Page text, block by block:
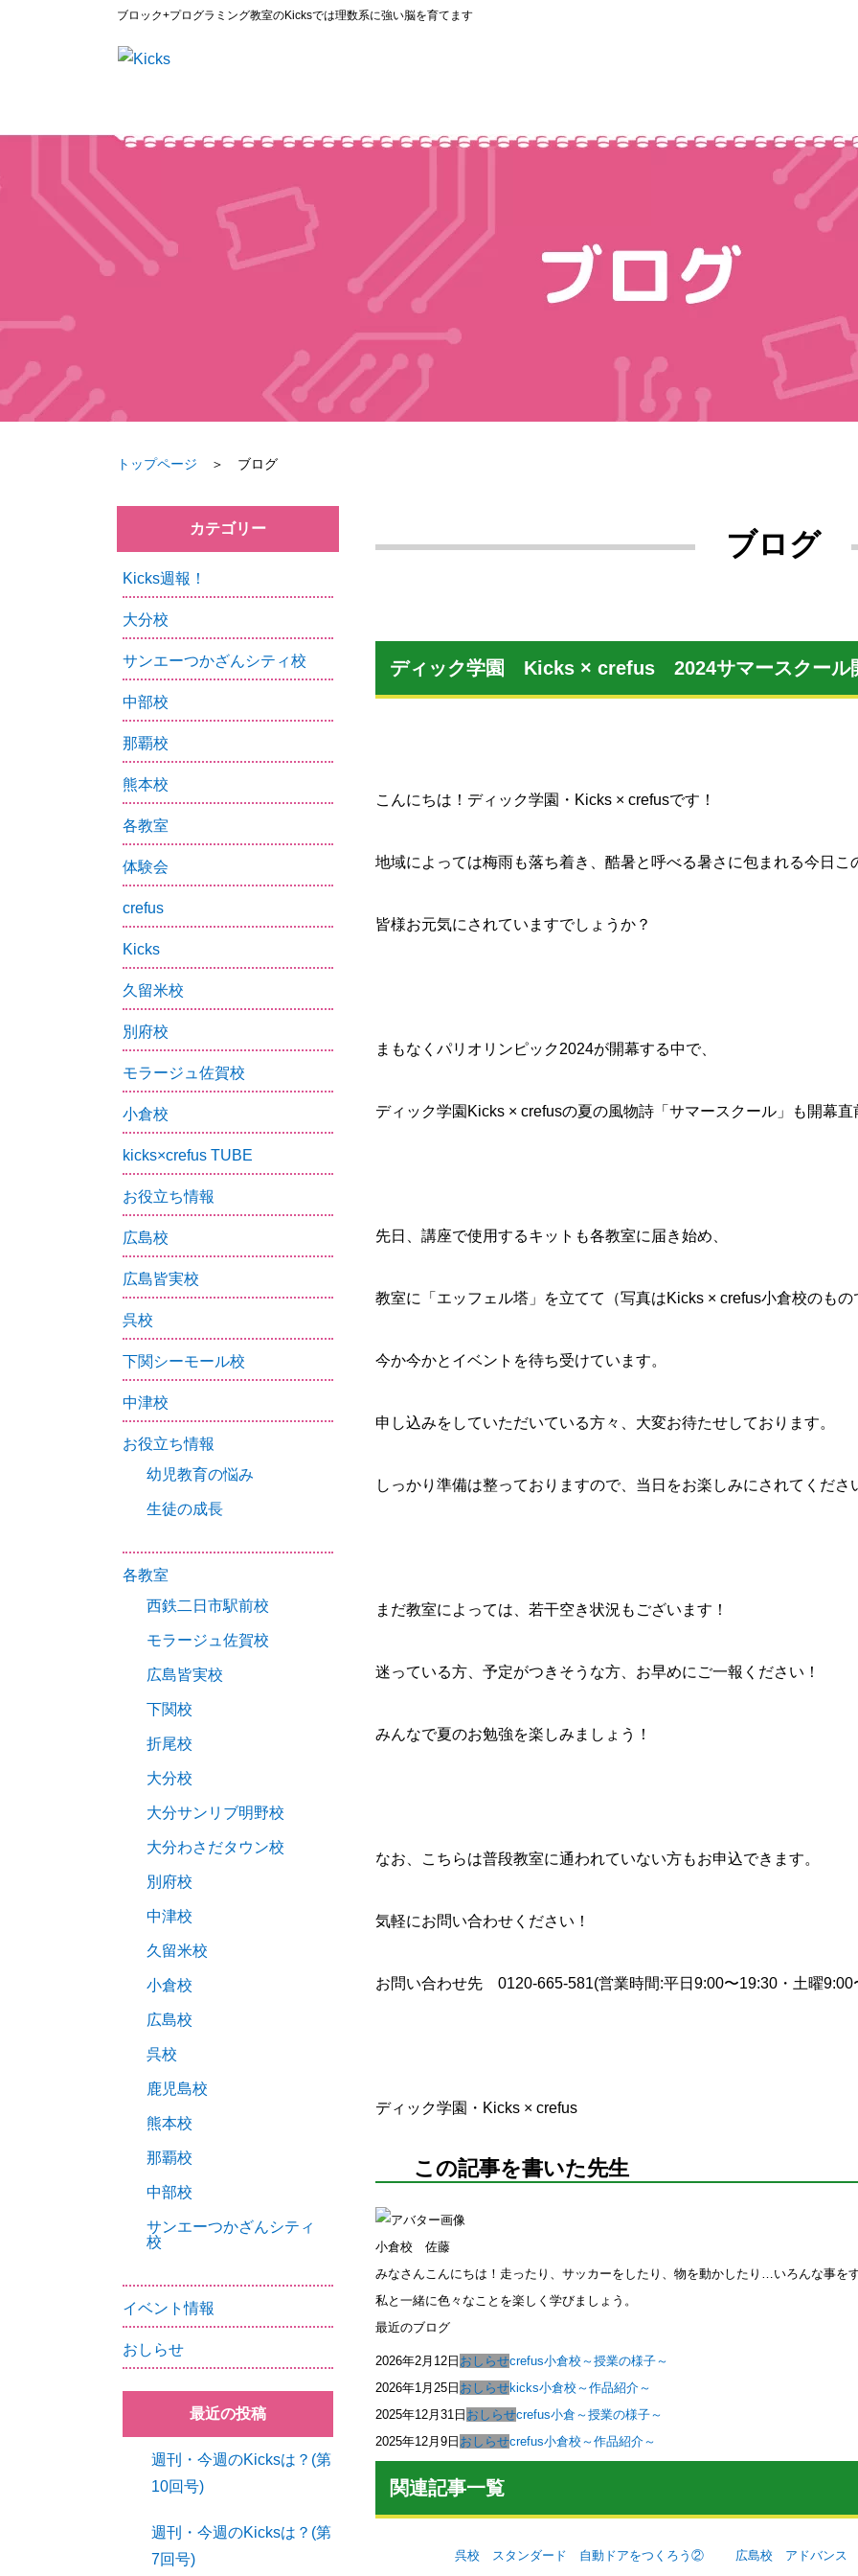
ブロック+プログラミング教室のKicksでは理数系に強い脳を育てます
トップページ ＞ ブログ
ブログ
ディック学園 Kicks × crefus 2024サマースクール
こんにちは！ディック学園・Kicks × crefusです！
地域によっては梅雨も落ち着き、酷暑と呼べる暑さに包まれる今日こ
皆様お元気にされていますでしょうか？
まもなくパリオリンピック2024が開幕する中で、
ディック学園Kicks × crefusの夏の風物詩「サマースクール」も開幕直
先日、講座で使用するキットも各教室に届き始め、
教室に「エッフェル塔」を立てて（写真はKicks × crefus小倉校のもの
今か今かとイベントを待ち受けています。
申し込みをしていただいている方々、大変お待たせしております。
しっかり準備は整っておりますので、当日をお楽しみにされてくださ
まだ教室によっては、若干空き状況もございます！
迷っている方、予定がつきそうな方、お早めにご一報ください！
みんなで夏のお勉強を楽しみましょう！
なお、こちらは普段教室に通われていない方もお申込できます。
気軽にお問い合わせください！
お問い合わせ先 0120-665-581(営業時間:平日9:00〜19:30・土曜9:00
ディック学園・Kicks × crefus
この記事を書いた先生
小倉校 佐藤
みなさんこんにちは！走ったり、サッカーをしたり、物を動かしたり…いろんな事を
私と一緒に色々なことを楽しく学びましょう。
最近のブログ
2026年2月12日 おしらせcrefus小倉校～授業の様子～
2026年1月25日 おしらせkicks小倉校～作品紹介～
2025年12月31日 おしらせcrefus小倉～授業の様子～
2025年12月9日 おしらせcrefus小倉校～作品紹介～
関連記事一覧
呉校 スタンダード 自動ドアをつくろう② 広島校 アドバンス
カテゴリー
Kicks週報！
大分校
サンエーつかざんシティ校
中部校
那覇校
熊本校
各教室
体験会
crefus
Kicks
久留米校
別府校
モラージュ佐賀校
小倉校
kicks×crefus TUBE
お役立ち情報
広島校
広島皆実校
呉校
下関シーモール校
中津校
お役立ち情報
幼児教育の悩み
生徒の成長
各教室
西鉄二日市駅前校
モラージュ佐賀校
広島皆実校
下関校
折尾校
大分校
大分サンリブ明野校
大分わさだタウン校
別府校
中津校
久留米校
小倉校
広島校
呉校
鹿児島校
熊本校
那覇校
中部校
サンエーつかざんシティ
校
イベント情報
おしらせ
最近の投稿
週刊・今週のKicksは？(第
10回号)
週刊・今週のKicksは？(第
7回号)